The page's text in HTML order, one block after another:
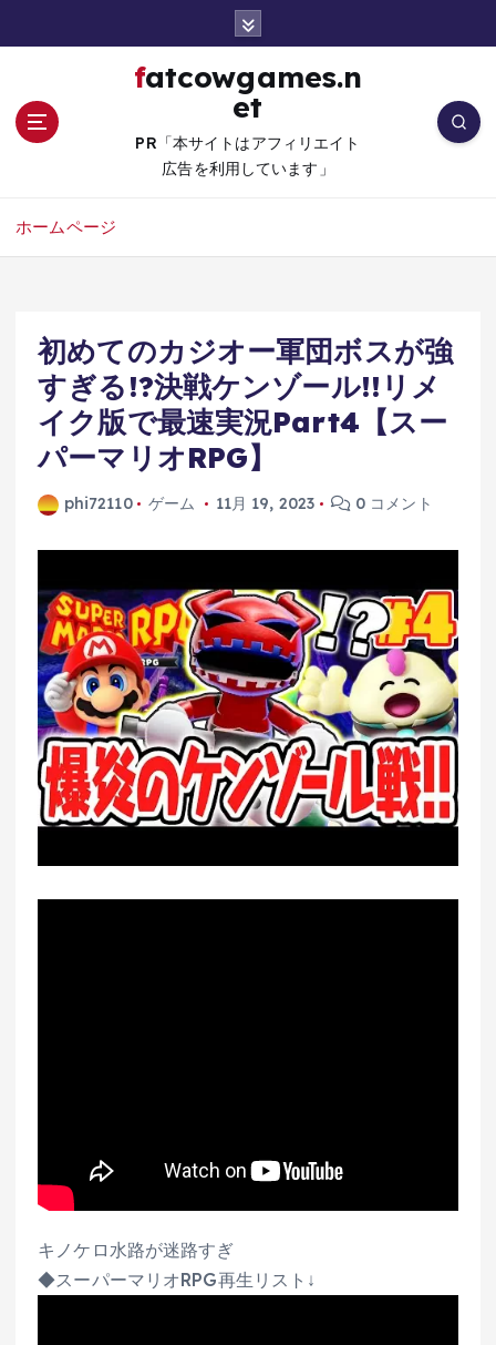
fatcowgames.n
et
PR「本サイトはアフィリエイト
広告を利用しています」
ホームページ
初めてのカジオー軍団ボスが強
すぎる!?決戦ケンゾール!!リメ
イク版で最速実況Part4【スー
パーマリオRPG】
phi72110 ゲーム 11月 19, 2023 0 コメント
キノケロ水路が迷路すぎ
◆スーパーマリオRPG再生リスト↓